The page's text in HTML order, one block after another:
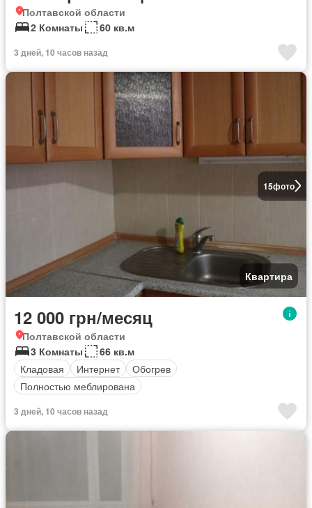
Полтавской области
2 Комнаты
60 кв.м
3 дней, 10 часов назад
15фото
Квартира
12 000 грн/месяц
Полтавской области
3 Комнаты
66 кв.м
Кладовая
Интернет
Обогрев
Полностью меблирована
3 дней, 10 часов назад